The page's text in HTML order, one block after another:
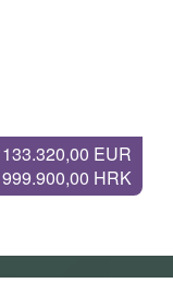
133.320,00 EUR
999.900,00 HRK